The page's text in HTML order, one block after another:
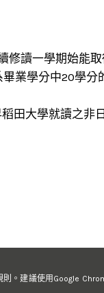
讀一學期始能
業學分中20學分
田大學就讀之
。建議使用Google